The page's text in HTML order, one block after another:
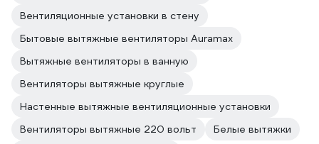
Вентиляционные установки в стену
Бытовые вытяжные вентиляторы Auramax
Вытяжные вентиляторы в ванную
Вентиляторы вытяжные круглые
Настенные вытяжные вентиляционные установки
Вентиляторы вытяжные 220 вольт
Белые вытяжки